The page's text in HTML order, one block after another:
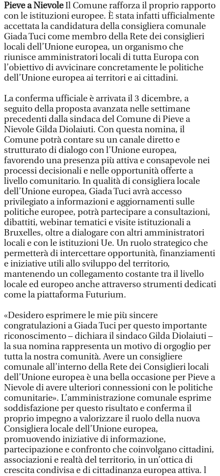
Pieve a NievoleIl Comune rafforza il proprio rapporto
con le istituzioni europee. È stata infatti ufficialmente
accettata la candidatura della consigliera comunale
Giada Tuci come membro della Rete dei consiglieri
locali dell’Unione europea, un organismo che
riunisce amministratori locali di tutta Europa con
l’obiettivo di avvicinare concretamente le politiche
dell’Unione europea ai territori e ai cittadini.
La conferma ufficiale è arrivata il 3 dicembre, a
seguito della proposta avanzata nelle settimane
precedenti dalla sindaca del Comune di Pieve a
Nievole Gilda Diolaiuti. Con questa nomina, il
Comune potrà contare su un canale diretto e
strutturato di dialogo con l’Unione europea,
favorendo una presenza più attiva e consapevole nei
processi decisionali e nelle opportunità offerte a
livello comunitario. In qualità di consigliera locale
dell’Unione europea, Giada Tuci avrà accesso
privilegiato a informazioni e aggiornamenti sulle
politiche europee, potrà partecipare a consultazioni,
dibattiti, webinar tematici e visite istituzionali a
Bruxelles, oltre a dialogare con altri amministratori
locali e con le istituzioni Ue. Un ruolo strategico che
permetterà di intercettare opportunità, finanziamenti
e iniziative utili allo sviluppo del territorio,
mantenendo un collegamento costante tra il livello
locale ed europeo anche attraverso strumenti dedicati
come la piattaforma Futurium.
«Desidero esprimere le mie più sincere
congratulazioni a Giada Tuci per questo importante
riconoscimento – dichiara il sindaco Gilda Diolaiuti –
la sua nomina rappresenta un motivo di orgoglio per
tutta la nostra comunità. Avere un consigliere
comunale all’interno della Rete dei Consiglieri locali
dell’Unione europea è una bella occasione per Pieve a
Nievole di avere ulteriori connessioni con le politiche
comunitarie». L’amministrazione comunale esprime
soddisfazione per questo risultato e conferma il
proprio impegno a valorizzare il ruolo della nuova
Consigliera locale dell’Unione europea,
promuovendo iniziative di informazione,
partecipazione e confronto che coinvolgano cittadini,
associazioni e realtà del territorio, in un’ottica di
crescita condivisa e di cittadinanza europea attiva. l